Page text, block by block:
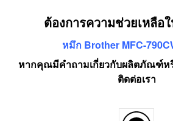
ต้องการความช่วยเหลือ
หมึก Brother MFC-
หากคุณมีคำถามเกี่ยวกับผลิตภัณฑ์ห
ติดต่อเรา